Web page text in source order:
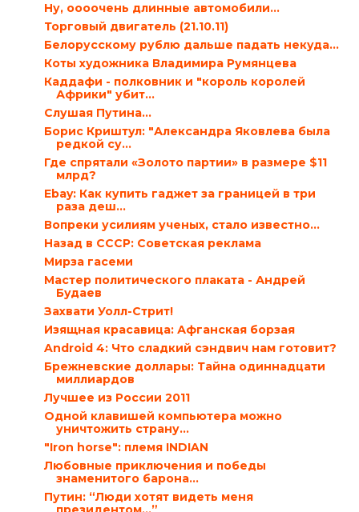
Ну, оооочень длинные автомобили…
Торговый двигатель (21.10.11)
Белорусскому рублю дальше падать некуда…
Коты художника Владимира Румянцева
Каддафи - полковник и "король королей
Африки" убит…
Слушая Путина…
Борис Криштул: "Александра Яковлева была
редкой су...
Где спрятали «Золото партии» в размере $11
млрд?
Ebay: Как купить гаджет за границей в три
раза деш...
Вопреки усилиям ученых, стало известно…
Назад в СССР: Советская реклама
Мирза гасеми
Мастер политического плаката - Андрей
Будаев
Захвати Уолл-Стрит!
Изящная красавица: Афганская борзая
Android 4: Что сладкий сэндвич нам готовит?
Брежневские доллары: Тайна одиннадцати
миллиардов
Лучшее из России 2011
Одной клавишей компьютера можно
уничтожить страну…
"Iron horse": племя INDIAN
Любовные приключения и победы
знаменитого барона…
Путин: “Люди хотят видеть меня